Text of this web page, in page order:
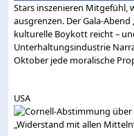
Stars inszenieren Mitgefühl,
ausgrenzen. Der Gala-
kulturelle Boykott reicht –
Unterhaltungsindustrie
Oktober jede moralische
USA